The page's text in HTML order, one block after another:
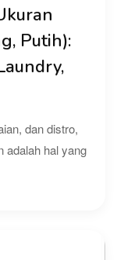
Putih):
dan distro,
adalah hal yang